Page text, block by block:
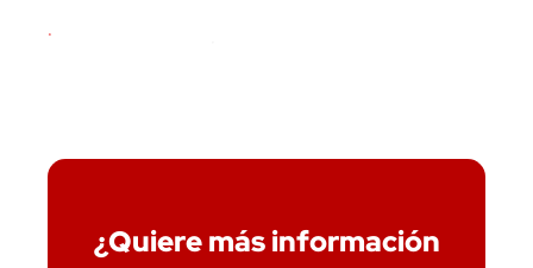
¿Quiere más información